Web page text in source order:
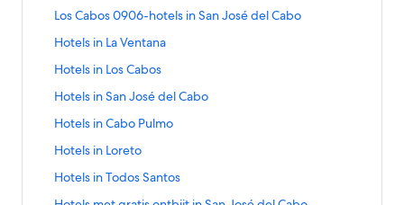
Los Cabos 0906-hotels in San José del Cabo
L
n
k
o
p
n
t
d
e
Hotels in La Ventana
L
n
k
o
p
n
t
d
Hotels in Los Cabos
L
n
k
o
p
n
t
Hotels in San José del Cabo
L
n
k
o
p
Hotels in Cabo Pulmo
L
n
k
o
Hotels in Loreto
L
n
k
Hotels in Todos Santos
L